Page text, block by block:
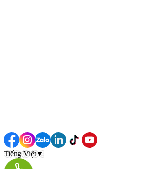
Tiếng Việt▼